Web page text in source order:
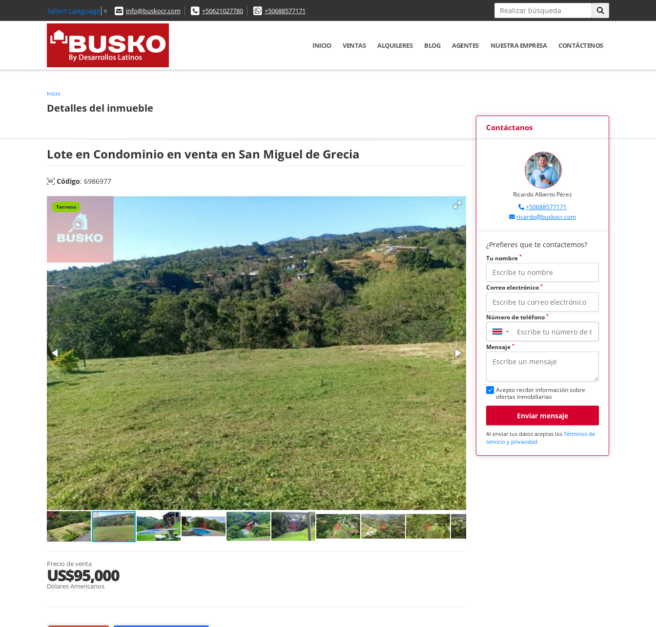
Select Language ▼ info@buskocr.com +50621027780 +50688577171
INICIO VENTAS ALQUILERES BLOG AGENTES NUESTRA EMPRESA CONTÁCTENOS
Inicio
Detalles del inmueble
Lote en Condominio en venta en San Miguel de Grecia
Código: 6986977
Terreno
Precio de venta
US$95,000
Dólares Americanos
Contáctanos
Ricardo Alberto Pérez
+50688577171
ricardo@buskocr.com
¿Prefieres que te contactemos?
Tu nombre *
Correo electrónico *
Número de teléfono *
▼
Mensaje *
Acepto recibir información sobre
ofertas inmobiliarias
Enviar mensaje
Al enviar tus datos aceptas los Términos de
servicio y privacidad